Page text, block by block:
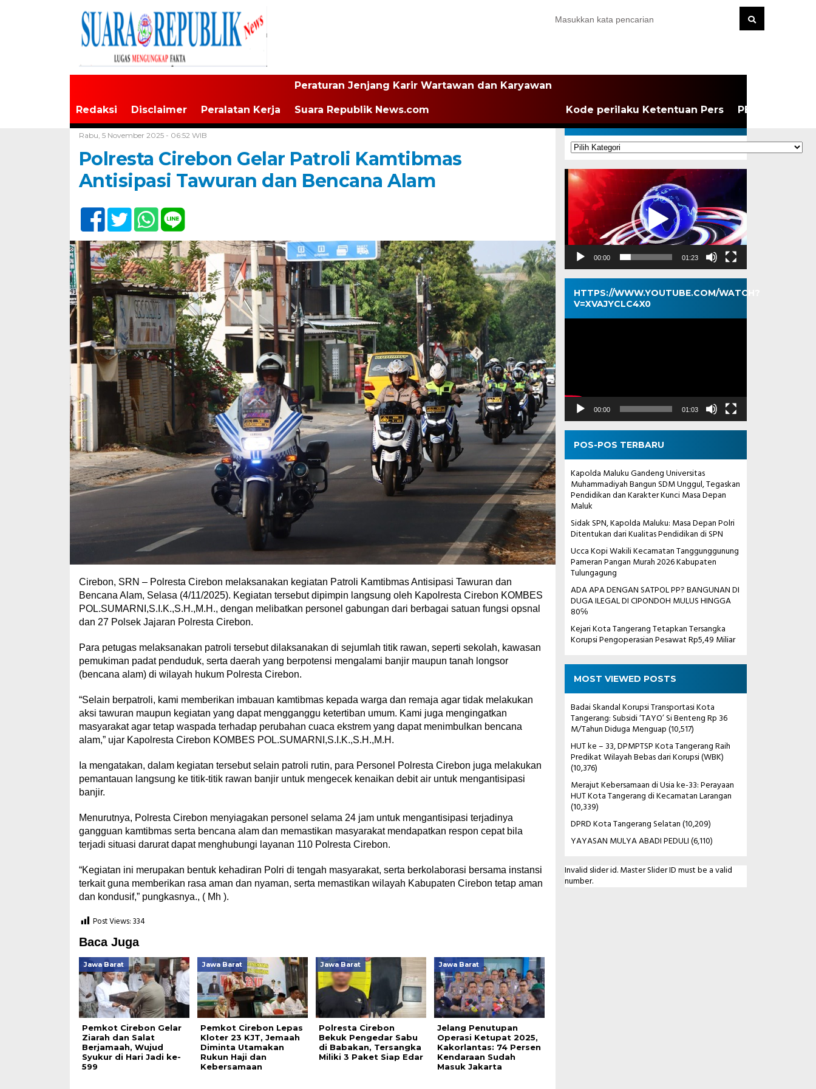
Redaksi Disclaimer Peralatan Kerja
Peraturan Jenjang Karir Wartawan dan Karyawan
Suara Republik News.com Kode perilaku Ketentuan Pers PEDOMAN
Rabu, 5 November 2025 - 06:52 WIB
Polresta Cirebon Gelar Patroli Kamtibmas
Antisipasi Tawuran dan Bencana Alam
Cirebon, SRN – Polresta Cirebon melaksanakan kegiatan Patroli Kamtibmas Antisipasi Tawuran dan
Bencana Alam, Selasa (4/11/2025). Kegiatan tersebut dipimpin langsung oleh Kapolresta Cirebon KOMBES
POL.SUMARNI,S.I.K.,S.H.,M.H., dengan melibatkan personel gabungan dari berbagai satuan fungsi opsnal
dan 27 Polsek Jajaran Polresta Cirebon.
Para petugas melaksanakan patroli tersebut dilaksanakan di sejumlah titik rawan, seperti sekolah, kawasan
pemukiman padat penduduk, serta daerah yang berpotensi mengalami banjir maupun tanah longsor
(bencana alam) di wilayah hukum Polresta Cirebon.
“Selain berpatroli, kami memberikan imbauan kamtibmas kepada warga dan remaja agar tidak melakukan
aksi tawuran maupun kegiatan yang dapat mengganggu ketertiban umum. Kami juga mengingatkan
masyarakat agar tetap waspada terhadap perubahan cuaca ekstrem yang dapat menimbulkan bencana
alam,” ujar Kapolresta Cirebon KOMBES POL.SUMARNI,S.I.K.,S.H.,M.H.
Ia mengatakan, dalam kegiatan tersebut selain patroli rutin, para Personel Polresta Cirebon juga melakukan
pemantauan langsung ke titik-titik rawan banjir untuk mengecek kenaikan debit air untuk mengantisipasi
banjir.
Menurutnya, Polresta Cirebon menyiagakan personel selama 24 jam untuk mengantisipasi terjadinya
gangguan kamtibmas serta bencana alam dan memastikan masyarakat mendapatkan respon cepat bila
terjadi situasi darurat dapat menghubungi layanan 110 Polresta Cirebon.
“Kegiatan ini merupakan bentuk kehadiran Polri di tengah masyarakat, serta berkolaborasi bersama instansi
terkait guna memberikan rasa aman dan nyaman, serta memastikan wilayah Kabupaten Cirebon tetap aman
dan kondusif,” pungkasnya., ( Mh ).
Post Views:334
Baca Juga
Jawa Barat
Pemkot Cirebon Gelar
Ziarah dan Salat
Berjamaah, Wujud
Syukur di Hari Jadi ke-
599
Jawa Barat
Pemkot Cirebon Lepas
Kloter 23 KJT, Jemaah
Diminta Utamakan
Rukun Haji dan
Kebersamaan
Jawa Barat
Polresta Cirebon
Bekuk Pengedar Sabu
di Babakan, Tersangka
Miliki 3 Paket Siap Edar
Jawa Barat
Jelang Penutupan
Operasi Ketupat 2025,
Kakorlantas: 74 Persen
Kendaraan Sudah
Masuk Jakarta
KATEGORI
Kategori
Pemutar
Video
00:00 01:23
HTTPS://WWW.YOUTUBE.COM/WATCH?
V=XVAJYCLC4X0
Pemutar
00:00 01:03
POS-POS TERBARU
Kapolda Maluku Gandeng Universitas
Muhammadiyah Bangun SDM Unggul, Tegaskan
Pendidikan dan Karakter Kunci Masa Depan
Maluk
Sidak SPN, Kapolda Maluku: Masa Depan Polri
Ditentukan dari Kualitas Pendidikan di SPN
Ucca Kopi Wakili Kecamatan Tanggunggunung
Pameran Pangan Murah 2026 Kabupaten
Tulungagung
ADA APA DENGAN SATPOL PP? BANGUNAN DI
DUGA ILEGAL DI CIPONDOH MULUS HINGGA
80℅
Kejari Kota Tangerang Tetapkan Tersangka
Korupsi Pengoperasian Pesawat Rp5,49 Miliar
MOST VIEWED POSTS
Badai Skandal Korupsi Transportasi Kota
Tangerang: Subsidi ‘TAYO’ Si Benteng Rp 36
M/Tahun Diduga Menguap(10,517)
HUT ke – 33, DPMPTSP Kota Tangerang Raih
Predikat Wilayah Bebas dari Korupsi (WBK)
(10,376)
Merajut Kebersamaan di Usia ke-33: Perayaan
HUT Kota Tangerang di Kecamatan Larangan
(10,339)
DPRD Kota Tangerang Selatan(10,209)
YAYASAN MULYA ABADI PEDULI(6,110)
Invalid slider id. Master Slider ID must be a valid
number.